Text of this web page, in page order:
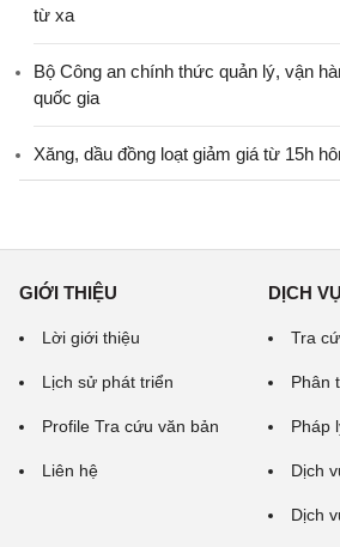
từ xa
Bộ Công an chính thức quản lý, vận
quốc gia
Xăng, dầu đồng loạt giảm giá từ 15h
GIỚI THIỆU
Lời giới thiệu
Lịch sử phát triển
Profile Tra cứu văn bản
Liên hệ
DỊCH VỤ
Tra
Phân
Pháp
Dịch
Dịch